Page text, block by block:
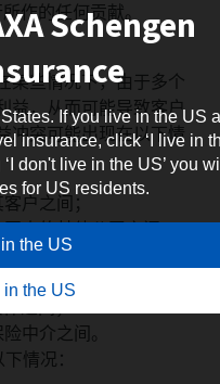
Schengen
If you live in the US
insurance, click ‘I live in
don't live in the US’ you
for US residents.
in the US
in the US
作的任何贡献。
某些情况下，由于多个
益，从而可能导致客户
冲突可能出现在以下情
户之间；
中介之间。
情况：